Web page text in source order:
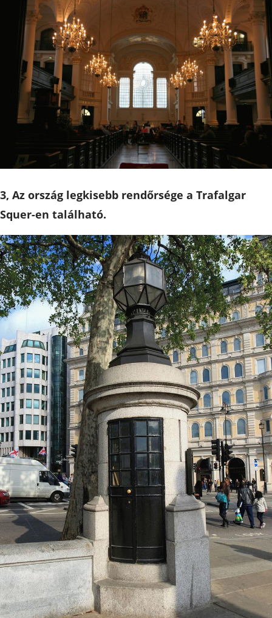
3, Az ország legkisebb rendőrsége a Trafalgar
Squer-en található.